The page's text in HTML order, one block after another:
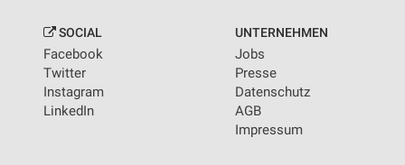
SOCIAL
Facebook
Twitter
Instagram
LinkedIn
UNTERNEHMEN
Jobs
Presse
Datenschutz
AGB
Impressum